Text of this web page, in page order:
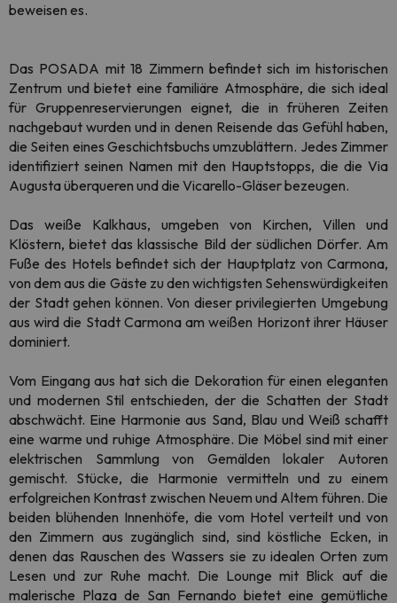
beweisen es.
Das POSADA mit 18 Zimmern befindet sich im historischen
Zentrum und bietet eine familiäre Atmosphäre, die sich ideal
für Gruppenreservierungen eignet, die in früheren Zeiten
nachgebaut wurden und in denen Reisende das Gefühl haben,
die Seiten eines Geschichtsbuchs umzublättern. Jedes Zimmer
identifiziert seinen Namen mit den Hauptstopps, die die Via
Augusta überqueren und die Vicarello-Gläser bezeugen.
Das weiße Kalkhaus, umgeben von Kirchen, Villen und
Klöstern, bietet das klassische Bild der südlichen Dörfer. Am
Fuße des Hotels befindet sich der Hauptplatz von Carmona,
von dem aus die Gäste zu den wichtigsten Sehenswürdigkeiten
der Stadt gehen können. Von dieser privilegierten Umgebung
aus wird die Stadt Carmona am weißen Horizont ihrer Häuser
dominiert.
Vom Eingang aus hat sich die Dekoration für einen eleganten
und modernen Stil entschieden, der die Schatten der Stadt
abschwächt. Eine Harmonie aus Sand, Blau und Weiß schafft
eine warme und ruhige Atmosphäre. Die Möbel sind mit einer
elektrischen Sammlung von Gemälden lokaler Autoren
gemischt. Stücke, die Harmonie vermitteln und zu einem
erfolgreichen Kontrast zwischen Neuem und Altem führen. Die
beiden blühenden Innenhöfe, die vom Hotel verteilt und von
den Zimmern aus zugänglich sind, sind köstliche Ecken, in
denen das Rauschen des Wassers sie zu idealen Orten zum
Lesen und zur Ruhe macht. Die Lounge mit Blick auf die
malerische Plaza de San Fernando bietet eine gemütliche